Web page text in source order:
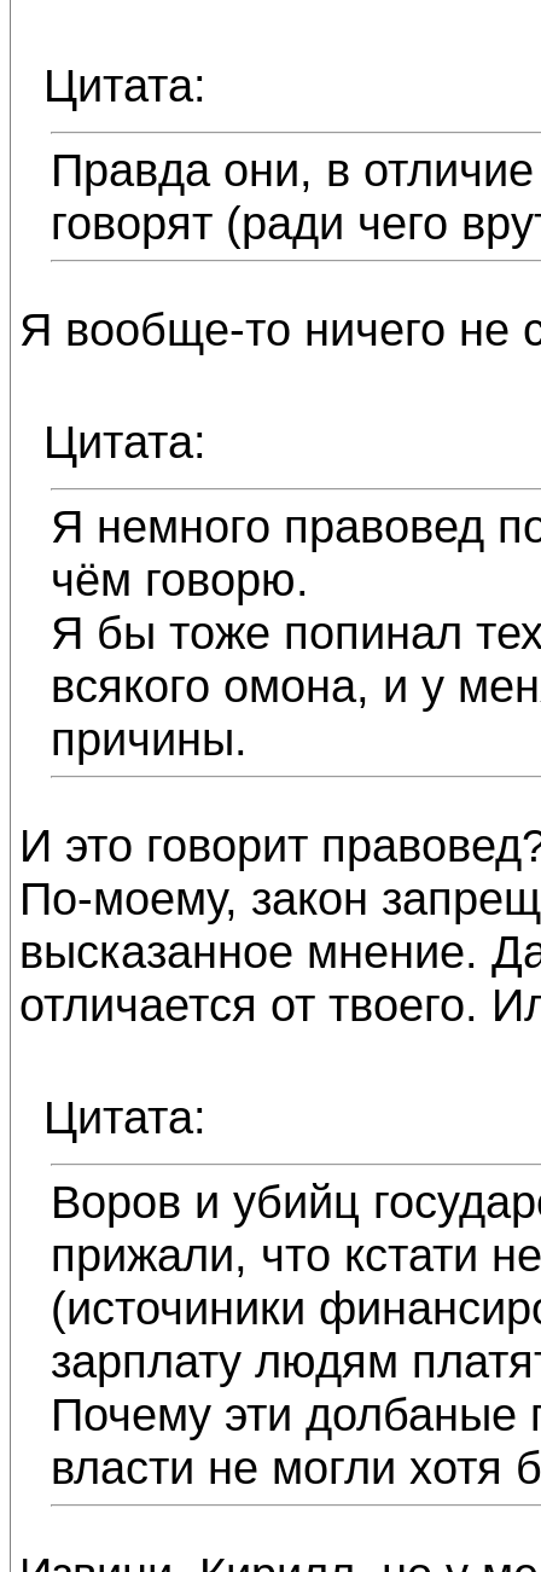
Цитата:
Правда они, в
говорят (ради чего
Я вообще-то ничего не
Цитата:
Я немного правовед
чём говорю.
Я бы тоже попинал
всякого омона, и у
причины.
И это говорит
По-моему, закон
высказанное мнение.
отличается от твоего.
Цитата:
Воров и убийц
прижали, что кстати
(источиники
зарплату людям
Почему эти долбаные
власти не могли хотя